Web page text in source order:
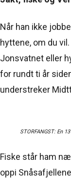
Når han ikke
hyttene, om du
Jonsvatnet eller
for rundt ti år
understreker
STORFANGST: En
Fiske står ham
oppi